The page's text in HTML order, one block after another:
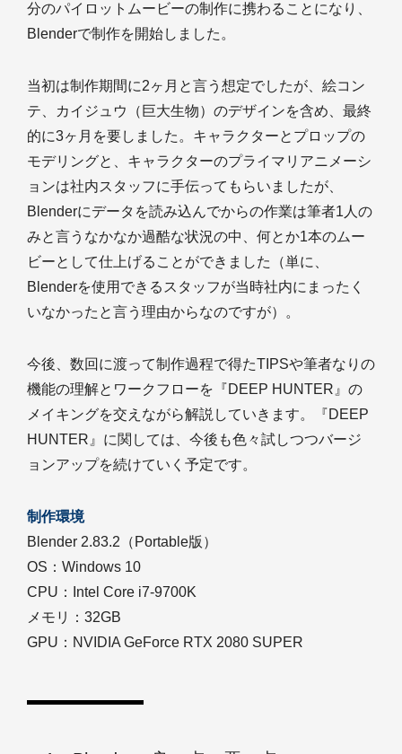
分のパイロットムービーの制作に携わることになり、
Blenderで制作を開始しました。
当初は制作期間に2ヶ月と言う想定でしたが、絵コン
テ、カイジュウ（巨大生物）のデザインを含め、最終
的に3ヶ月を要しました。キャラクターとプロップの
モデリングと、キャラクターのプライマリアニメーシ
ョンは社内スタッフに手伝ってもらいましたが、
Blenderにデータを読み込んでからの作業は筆者1人の
みと言うなかなか過酷な状況の中、何とか1本のムー
ビーとして仕上げることができました（単に、
Blenderを使用できるスタッフが当時社内にまったく
いなかったと言う理由からなのですが）。
今後、数回に渡って制作過程で得たTIPSや筆者なりの
機能の理解とワークフローを『DEEP HUNTER』の
メイキングを交えながら解説していきます。『DEEP
HUNTER』に関しては、今後も色々試しつつバージ
ョンアップを続けていく予定です。
制作環境
Blender 2.83.2（Portable版）
OS：Windows 10
CPU：Intel Core i7-9700K
メモリ：32GB
GPU：NVIDIA GeForce RTX 2080 SUPER